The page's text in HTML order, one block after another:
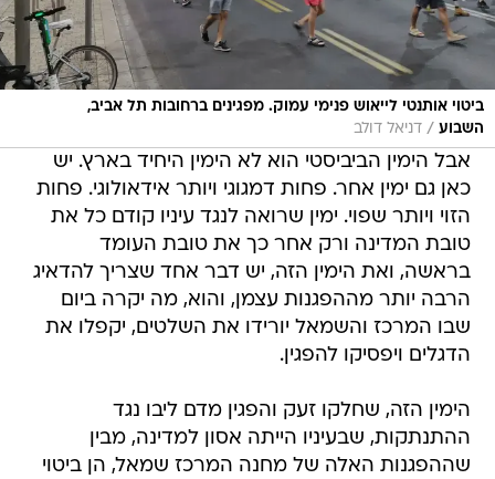
ביטוי אותנטי לייאוש פנימי עמוק. מפגינים ברחובות תל אביב,
השבוע / דניאל דולב
אבל הימין הביביסטי הוא לא הימין היחיד בארץ. יש
כאן גם ימין אחר. פחות דמגוגי ויותר אידאולוגי. פחות
הזוי ויותר שפוי. ימין שרואה לנגד עיניו קודם כל את
טובת המדינה ורק אחר כך את טובת העומד
בראשה, ואת הימין הזה, יש דבר אחד שצריך להדאיג
הרבה יותר מההפגנות עצמן, והוא, מה יקרה ביום
שבו המרכז והשמאל יורידו את השלטים, יקפלו את
הדגלים ויפסיקו להפגין.
הימין הזה, שחלקו זעק והפגין מדם ליבו נגד
ההתנתקות, שבעיניו הייתה אסון למדינה, מבין
שההפגנות האלה של מחנה המרכז שמאל, הן ביטוי